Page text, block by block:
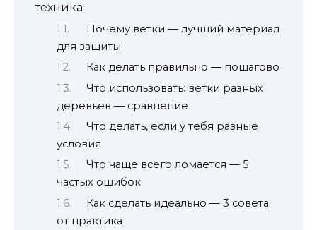
техника
Почему ветки — лучший материал
для защиты
Как делать правильно — пошагово
Что использовать: ветки разных
деревьев — сравнение
Что делать, если у тебя разные
условия
Что чаще всего ломается — 5
частых ошибок
Как сделать идеально — 3 совета
от практика